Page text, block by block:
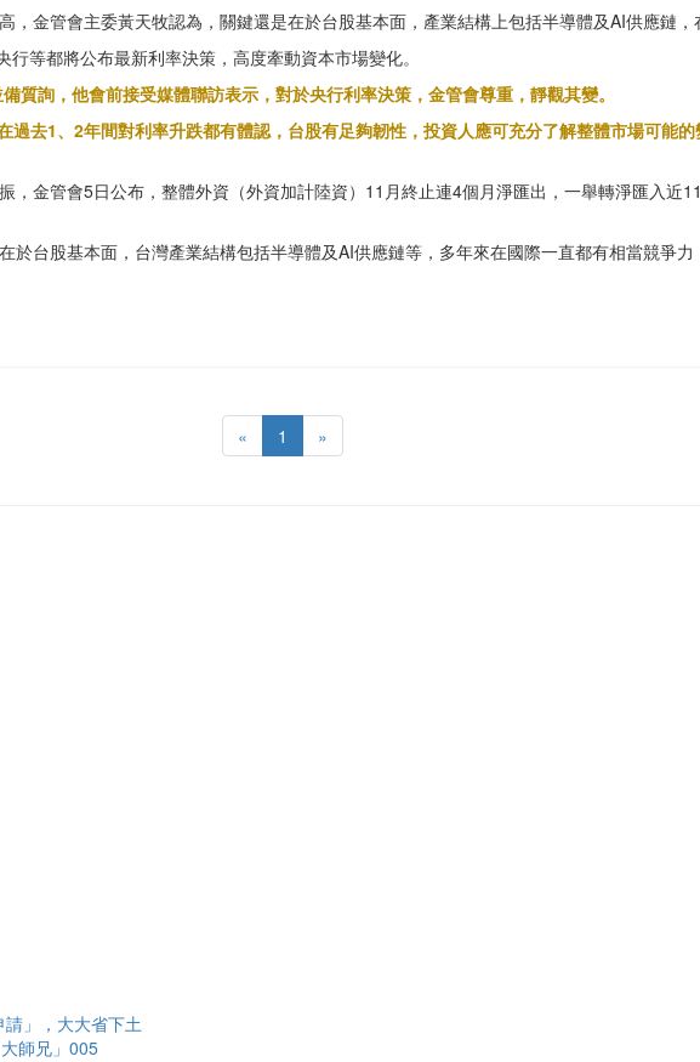
金管會主委黃天牧認為，關鍵還是在於台股基本面，產業結構上包括半導體及AI供應鏈，
等都將公布最新利率決策，高度牽動資本市場變化。
質詢，他會前接受媒體聯訪表示，對於央行利率決策，金管會尊重，靜觀其變。
去1、2年間對利率升跌都有體認，台股有足夠韌性，投資人應可充分了解整體市場可能
，金管會5日公布，整體外資（外資加計陸資）11月終止連4個月淨匯出，一舉轉淨匯入近
於台股基本面，台灣產業結構包括半導體及AI供應鏈等，多年來在國際一直都有相當競爭
« 1 »
」，大大省下土
師兄」005